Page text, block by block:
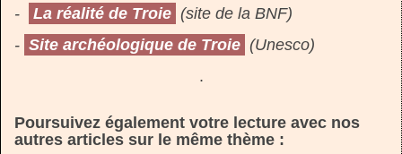
- La réalité de Troie (site de la BNF)
- Site archéologique de Troie (Unesco)
.
Poursuivez également votre lecture avec nos
autres articles sur le même thème :